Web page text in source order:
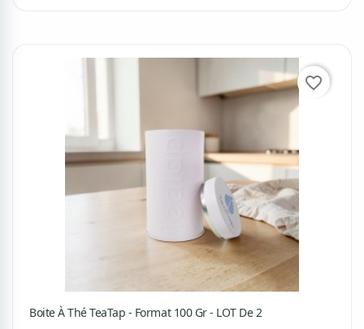
Boite À Thé TeaTap - Format 100 Gr - LOT De 2
favorite_border